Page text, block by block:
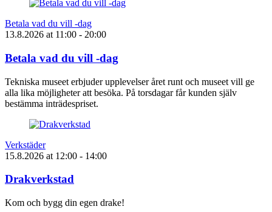
Betala vad du vill -dag
13.8.2026 at 11:00 - 20:00
Betala vad du vill -dag
Tekniska museet erbjuder upplevelser året runt och museet vill ge
alla lika möjligheter att besöka. På torsdagar får kunden själv
bestämma inträdespriset.
Verkstäder
15.8.2026 at 12:00 - 14:00
Drakverkstad
Kom och bygg din egen drake!